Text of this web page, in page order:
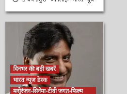
न्यूज़
दिनभर की बड़ी खबरें
भारत न्यूज़ डेस्क